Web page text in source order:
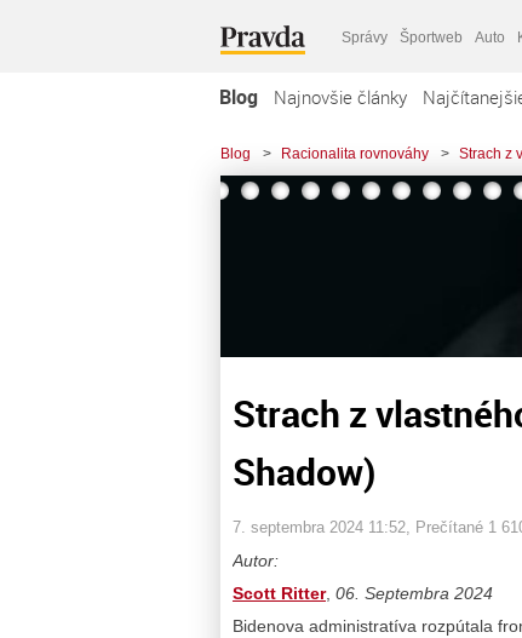
Správy Športweb Auto
Blog Najnovšie články
Blog > Racionalita rovnováhy > Strach z
Strach z
Shadow)
7. septembra 2024 11:52 , Prečítané 1
Autor:
Scott Ritter, 06. Septembra 2024
Bidenova administratíva rozpútala